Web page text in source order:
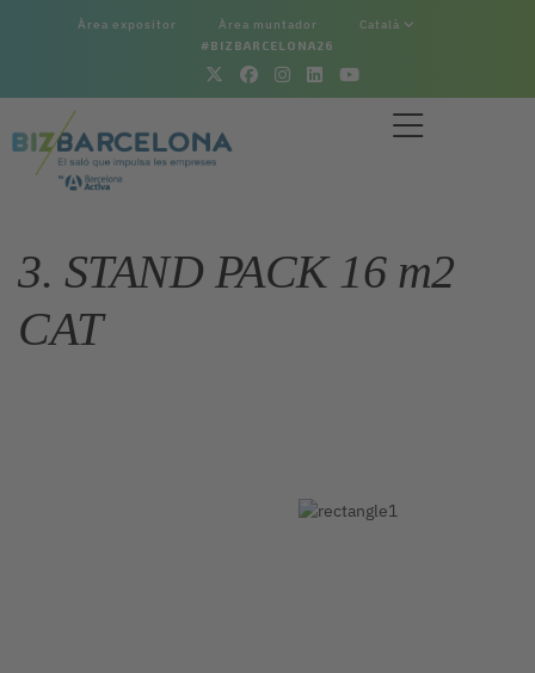
Àrea expositor Àrea muntador Català
#BIZBARCELONA26
3. STAND PACK 16 m2
CAT